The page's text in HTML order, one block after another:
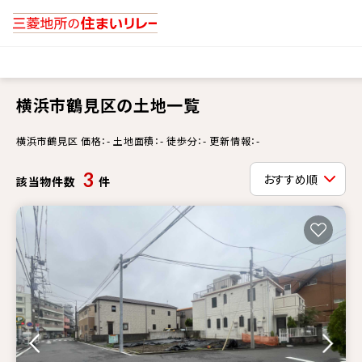
横浜市鶴見区の土地一覧
横浜市鶴見区 価格：- 土地面積：- 徒歩分：- 更新情報：-
該当物件数 3 件